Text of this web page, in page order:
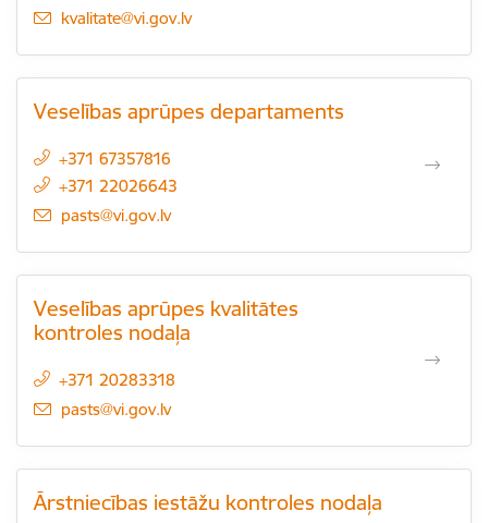
E-pasts:
kvalitate@vi.gov.lv
Veselības aprūpes departaments
+371 67357816
+371 22026643
E-pasts:
pasts@vi.gov.lv
Veselības aprūpes kvalitātes
kontroles nodaļa
+371 20283318
E-pasts:
pasts@vi.gov.lv
Ārstniecības iestāžu kontroles nodaļa